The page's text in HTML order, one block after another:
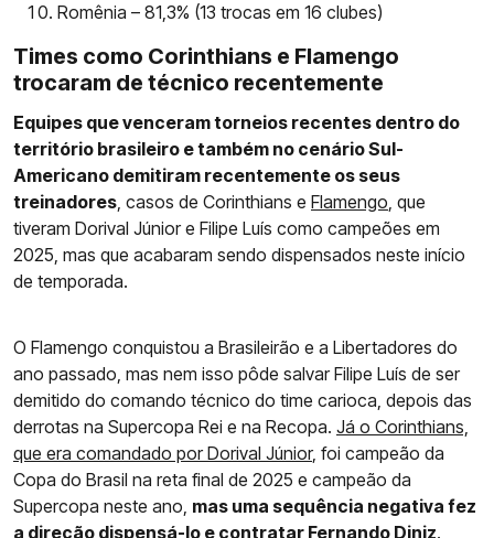
Romênia – 81,3% (13 trocas em 16 clubes)
Times como Corinthians e Flamengo
trocaram de técnico recentemente
Equipes que venceram torneios recentes dentro do
território brasileiro e também no cenário Sul-
Americano demitiram recentemente os seus
treinadores, casos de Corinthians e Flamengo, que
tiveram Dorival Júnior e Filipe Luís como campeões em
2025, mas que acabaram sendo dispensados neste início
de temporada.
O Flamengo conquistou a Brasileirão e a Libertadores do
ano passado, mas nem isso pôde salvar Filipe Luís de ser
demitido do comando técnico do time carioca, depois das
derrotas na Supercopa Rei e na Recopa. Já o Corinthians,
que era comandado por Dorival Júnior, foi campeão da
Copa do Brasil na reta final de 2025 e campeão da
Supercopa neste ano, mas uma sequência negativa fez
a direção dispensá-lo e contratar Fernando Diniz.